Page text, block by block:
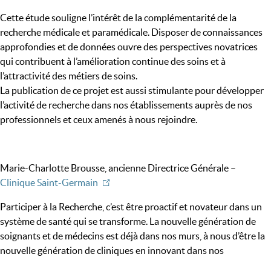
Cette étude souligne l’intérêt de la complémentarité de la
recherche médicale et paramédicale. Disposer de connaissances
approfondies et de données ouvre des perspectives novatrices
qui contribuent à l’amélioration continue des soins et à
l’attractivité des métiers de soins.
La publication de ce projet est aussi stimulante pour développer
l’activité de recherche dans nos établissements auprès de nos
professionnels et ceux amenés à nous rejoindre.
Marie-Charlotte Brousse, ancienne Directrice Générale –
Clinique Saint-Germain
Participer à la Recherche, c’est être proactif et novateur dans un
système de santé qui se transforme. La nouvelle génération de
soignants et de médecins est déjà dans nos murs, à nous d’être la
nouvelle génération de cliniques en innovant dans nos